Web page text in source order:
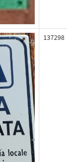
137298